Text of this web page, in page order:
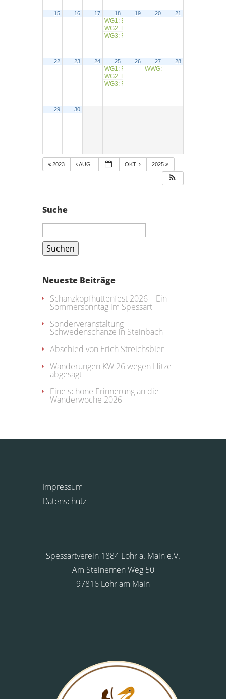
15 16 17 18
WG1: Burgjoß-Bad Orb
WG2: RW Eichenberg
WG3: RW Steinbach
19 20 21
22 23 24 25
WG1: RW Gelnhausen
WG2: RW Himmelstadt
WG3: RW Heigenbrücken
26 27
WWG: 23. Etappe M-Weg,
28
29 30
2023 AUG. OKT. 2025
Suche
Suchen
Neueste Beiträge
Schanzkopfhüttenfest 2026 – Ein
Sommersonntag im Spessart
Sonderveranstaltung
Schwedenschanze in Steinbach
Abschied von Erich Streichsbier
Wanderungen KW 26 wegen Hitze
abgesagt
Eine schöne Erinnerung an die
Wanderwoche 2026
Impressum
Datenschutz
Spessartverein 1884 Lohr a. Main e.V.
Am Steinernen Weg 50
97816 Lohr am Main